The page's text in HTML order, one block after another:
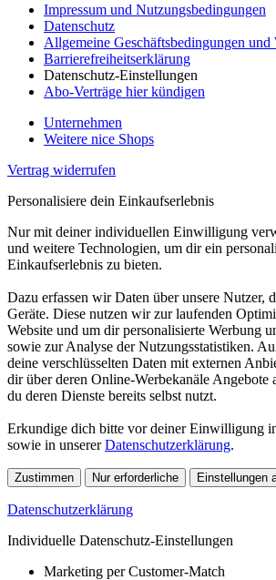
Impressum und Nutzungsbedingungen
Datenschutz
Allgemeine Geschäftsbedingungen
Barrierefreiheitserklärung
Datenschutz-Einstellungen
Abo-Verträge hier kündigen
Unternehmen
Weitere nice Shops
Vertrag widerrufen
Personalisiere dein Einkaufserlebnis
Nur mit deiner individuellen Einwilligung
und weitere Technologien, um dir ein
Einkaufserlebnis zu bieten.
Dazu erfassen wir Daten über unsere Nutzer,
Geräte. Diese nutzen wir zur laufenden
Website und um dir personalisierte Werbung
sowie zur Analyse der Nutzungsstatistiken.
deine verschlüsselten Daten mit externen
dir über deren Online-Werbekanäle Angebote
du deren Dienste bereits selbst nutzt.
Erkundige dich bitte vor deiner Einwilligung
sowie in unsererDatenschutzerklärung.
Zustimmen Nur erforderliche Einstellungen
Datenschutzerklärung
Individuelle Datenschutz-Einstellungen
Marketing per Customer-Match